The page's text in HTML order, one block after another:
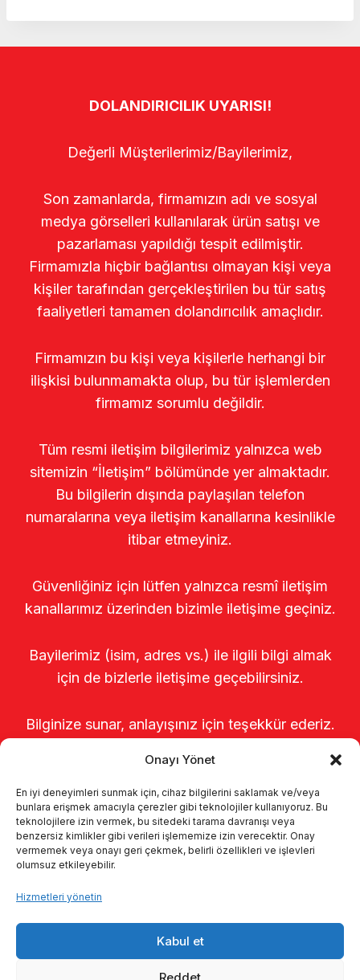
Onayı Yönet
En iyi deneyimleri sunmak için, cihaz bilgilerini saklamak ve/veya
bunlara erişmek amacıyla çerezler gibi teknolojiler kullanıyoruz. Bu
teknolojilere izin vermek, bu sitedeki tarama davranışı veya
benzersiz kimlikler gibi verileri işlememize izin verecektir. Onay
vermemek veya onayı geri çekmek, belirli özellikleri ve işlevleri
olumsuz etkileyebilir.
Hizmetleri yönetin
Kabul et
Reddet
DOLANDIRICILIK UYARISI!
Değerli Müşterilerimiz/Bayilerimiz,
Son zamanlarda, firmamızın adı ve sosyal
medya görselleri kullanılarak ürün satışı ve
pazarlaması yapıldığı tespit edilmiştir.
Firmamızla hiçbir bağlantısı olmayan kişi veya
kişiler tarafından gerçekleştirilen bu tür satış
faaliyetleri tamamen dolandırıcılık amaçlıdır.
Firmamızın bu kişi veya kişilerle herhangi bir
ilişkisi bulunmamakta olup, bu tür işlemlerden
firmamız sorumlu değildir.
Tüm resmi iletişim bilgilerimiz yalnızca web
sitemizin “İletişim” bölümünde yer almaktadır.
Bu bilgilerin dışında paylaşılan telefon
numaralarına veya iletişim kanallarına kesinlikle
itibar etmeyiniz.
Güvenliğiniz için lütfen yalnızca resmî iletişim
kanallarımız üzerinden bizimle iletişime geçiniz.
Bayilerimiz (isim, adres vs.) ile ilgili bilgi almak
için de bizlerle iletişime geçebilirsiniz.
Bilginize sunar, anlayışınız için teşekkür ederiz.
Kalite politikamız